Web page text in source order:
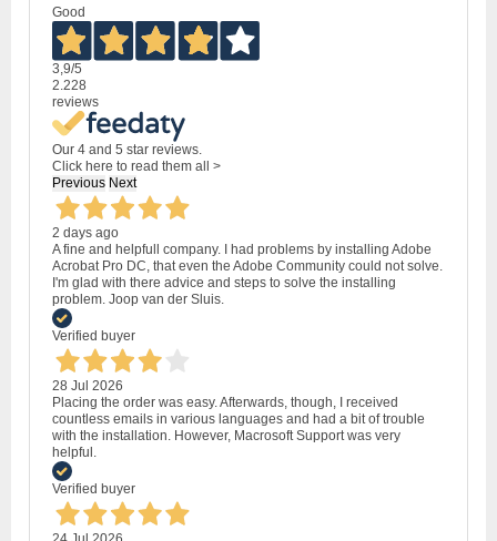
Good
3,9/5
2.228
reviews
Our 4 and 5 star reviews.
Click here to read them all >
Previous Next
2 days ago
A fine and helpfull company. I had problems by installing Adobe
Acrobat Pro DC, that even the Adobe Community could not solve.
I'm glad with there advice and steps to solve the installing
problem. Joop van der Sluis.
Verified buyer
28 Jul 2026
Placing the order was easy. Afterwards, though, I received
countless emails in various languages and had a bit of trouble
with the installation. However, Macrosoft Support was very
helpful.
Verified buyer